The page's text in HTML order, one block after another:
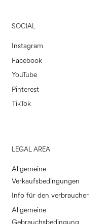
SOCIAL
Instagram
Facebook
YouTube
Pinterest
TikTok
LEGAL AREA
Allgemeine
Verkaufsbedingungen
Info für den verbraucher
Allgemeine